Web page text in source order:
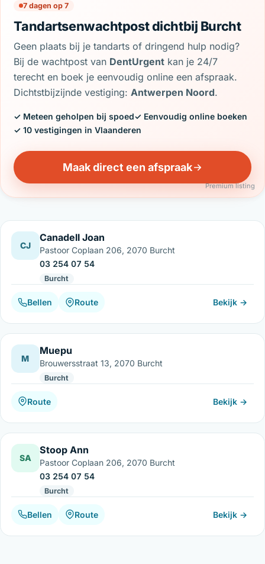
7 dagen op 7
Tandartsenwachtpost dichtbij Burcht
Geen plaats bij je tandarts of dringend hulp nodig?
Bij de wachtpost van DentUrgent kan je 24/7
terecht en boek je eenvoudig online een afspraak.
Dichtstbijzijnde vestiging:Antwerpen Noord.
✓ Meteen geholpen bij spoed✓ Eenvoudig online boeken
✓ 10 vestigingen in Vlaanderen
Maak direct een afspraak
Premium listing
CJ
Canadell Joan
Pastoor Coplaan 206, 2070 Burcht
03 254 07 54
Burcht
Bellen Route Bekijk →
M
Muepu
Brouwersstraat 13, 2070 Burcht
Burcht
Route Bekijk →
SA
Stoop Ann
Pastoor Coplaan 206, 2070 Burcht
03 254 07 54
Burcht
Bellen Route Bekijk →